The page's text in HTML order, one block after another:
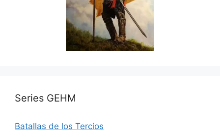
Series GEHM
Batallas de los Tercios